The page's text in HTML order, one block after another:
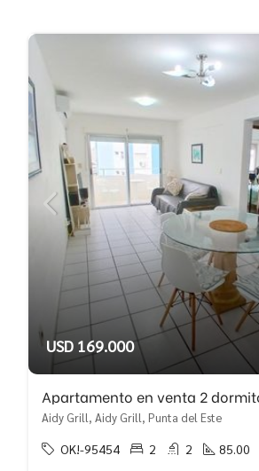
USD 169.000
Aidy Grill, Aidy Grill, Punta del Este
OK!-95454 2 2 85.00